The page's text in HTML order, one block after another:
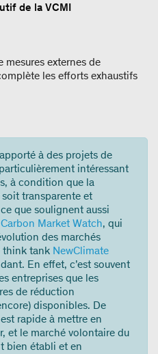
de la VCMI
externes de
les efforts exhaustifs
à des projets de
intéressant
à condition que la
transparente et
que soulignent aussi
Market Watch, qui
des marchés
think tank NewClimate
En effet, c’est souvent
entreprises que les
de réduction
disponibles. De
rapide à mettre en
et le marché volontaire du
bien établi et en